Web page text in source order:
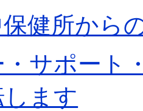
健所から
・サポート
ます